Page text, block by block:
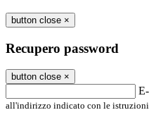
button close ×
Recupero password
button close ×
all'indirizzo indicato con le istruzioni